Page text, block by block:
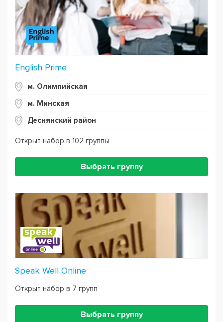
English Prime
м. Олимпийская
м. Минская
Деснянский район
Открыт набор в 102 группы
Выбрать группу
Speak Well Online
Открыт набор в 7 групп
Выбрать группу